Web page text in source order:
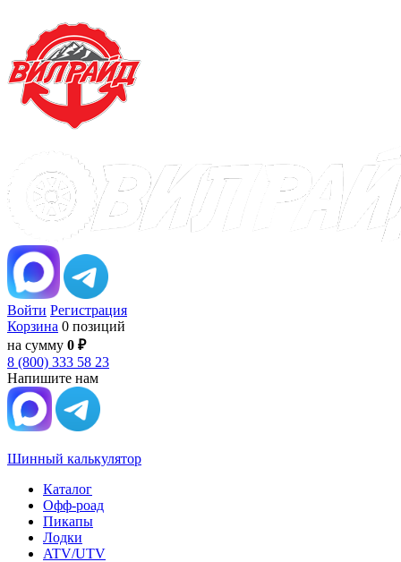
Войти Регистрация
Корзина 0 позиций
на сумму 0 ₽
8 (800) 333 58 23
Напишите нам
Шинный калькулятор
Каталог
Офф-роад
Пикапы
Лодки
ATV/UTV